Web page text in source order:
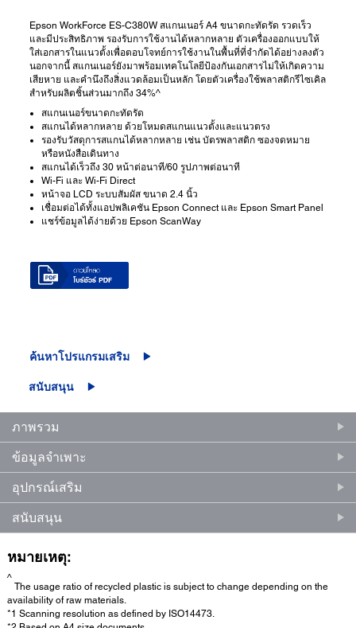
Epson WorkForce ES-C380W สแกนเนอร์ A4 ขนาดกะทัดรัด รวดเร็ว
และมีประสิทธิภาพ รองรับการใช้งานได้หลากหลาย ตัวเครื่องออกแบบให้
ใส่เอกสารในแนวตั้งเพื่อตอบโจทย์การใช้งานในพื้นที่ที่จำกัดได้อย่างลงตัว
นอกจากนี้ สแกนเนอร์ยังมาพร้อมเทคโนโลยีป้องกันเอกสารไม่ให้เกิดความ
เสียหาย และคำนึงถึงสิ่งแวดล้อมเป็นหลัก โดยตัวเครื่องใช้พลาสติกรีไซเคิล
สำหรับผลิตชิ้นส่วนมากถึง 34%^
สแกนเนอร์ขนาดกะทัดรัด
สแกนได้หลากหลาย ด้วยโหมดสแกนแนวตั้งและแนวตรง
รองรับวัสดุการสแกนได้หลากหลาย เช่น บัตรพลาสติก ซองจดหมาย
หรือหนังสือเดินทาง
สแกนได้เร็วถึง 30 หน้าต่อนาที/60 รูปภาพต่อนาที
Wi-Fi และ Wi-Fi Direct
หน้าจอ LCD ระบบสัมผัส ขนาด 2.4 นิ้ว
เชื่อมต่อได้ทั้งแอปพลิเคชัน Epson Connect และ Epson Smart Panel
แชร์ข้อมูลได้ง่ายด้วย Epson ScanWay
ค้นหาโปรแกรมเสริม
สนับสนุน
ภาพรวม
ข้อมูลจำเพาะ
อุปกรณ์เสริม
สนับสนุน
หมายเหตุ:
^
The usage ratio of recycled plastic is subject to change depending on the
availability of raw materials.
*1 Scanning resolution as defined by ISO14473.